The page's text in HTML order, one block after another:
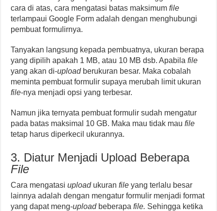
cara di atas, cara mengatasi batas maksimumfile
terlampaui Google Form adalah dengan menghubungi
pembuat formulirnya.
Tanyakan langsung kepada pembuatnya, ukuran berapa
yang dipilih apakah 1 MB, atau 10 MB dsb. Apabilafile
yang akan di-uploadberukuran besar. Maka cobalah
meminta pembuat formulir supaya merubah limit ukuran
file-nya menjadi opsi yang terbesar.
Namun jika ternyata pembuat formulir sudah mengatur
pada batas maksimal 10 GB. Maka mau tidak maufile
tetap harus diperkecil ukurannya.
3. Diatur Menjadi Upload Beberapa
File
Cara mengatasiuploadukuranfile yang terlalu besar
lainnya adalah dengan mengatur formulir menjadi format
yang dapat meng-uploadbeberapafile. Sehingga ketika